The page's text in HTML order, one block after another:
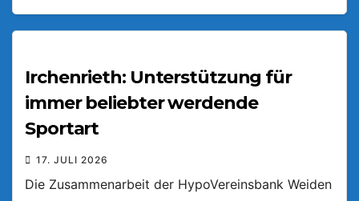
Irchenrieth: Unterstützung für
immer beliebter werdende
Sportart
17. JULI 2026
Die Zusammenarbeit der HypoVereinsbank Weiden